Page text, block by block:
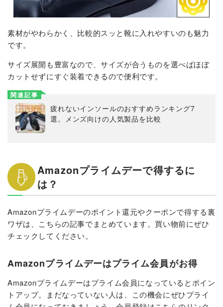
素材がやわらかく、比較的スッと靴に入れやすいのも魅力
です。
サイズ展開も豊富なので、サイズが合うものを選べばほぼ
カットせずにすぐ装着できるので便利です。
関連記事
疲れないインソールのおすすめランキング7
選。メンズ向けの人気製品を比較
Amazonプライムデーで得するに
は？
Amazonプライムデーのポイント還元やクーポンで得する裏
ワザは、こちらの記事でまとめています。買い物前にぜひ
チェックしてください。
Amazonプライムデーはプライム会員がお得
Amazonプライムデーはプライム会員になっているとポイン
トアップ。まだなっていない人は、この機会にぜひプライ